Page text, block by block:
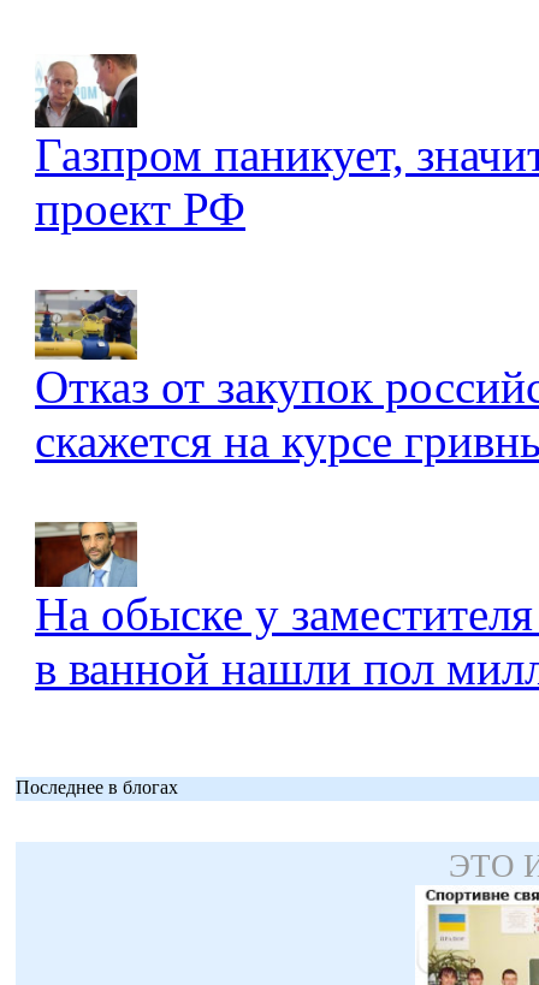
Газпром паникует,
проект РФ
Отказ от закупок
скажется на курсе
На обыске у
в ванной нашли пол
Последнее в блогах
ЭТО